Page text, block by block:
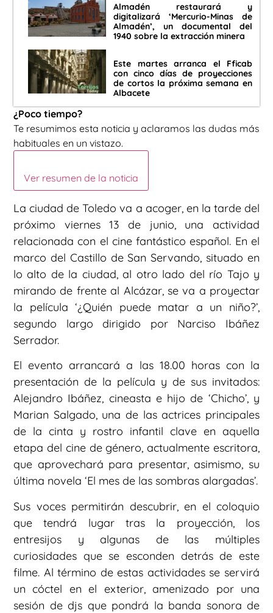
Almadén restaurará y
digitalizará ‘Mercurio-Minas de
Almadén’, un documental del
1940 sobre la extracción minera
Este martes arranca el Fficab
con cinco días de proyecciones
de cortos la próxima semana en
Albacete
¿Poco tiempo?
Te resumimos esta noticia y aclaramos las dudas más
habituales en un vistazo.
Ver resumen de la noticia
La ciudad de Toledo va a acoger, en la tarde del
próximo viernes 13 de junio, una actividad
relacionada con el cine fantástico español. En el
marco del Castillo de San Servando, situado en
lo alto de la ciudad, al otro lado del río Tajo y
mirando de frente al Alcázar, se va a proyectar
la película ‘¿Quién puede matar a un niño?’,
segundo largo dirigido por Narciso Ibáñez
Serrador.
El evento arrancará a las 18.00 horas con la
presentación de la película y de sus invitados:
Alejandro Ibáñez, cineasta e hijo de ‘Chicho’, y
Marian Salgado, una de las actrices principales
de la cinta y rostro infantil clave en aquella
etapa del cine de género, actualmente escritora,
que aprovechará para presentar, asimismo, su
última novela ‘El mes de las sombras alargadas’.
Sus voces permitirán descubrir, en el coloquio
que tendrá lugar tras la proyección, los
entresijos y algunas de las múltiples
curiosidades que se esconden detrás de este
filme. Al término de estas actividades se servirá
un cóctel en el exterior, amenizado por una
sesión de djs que pondrá la banda sonora de